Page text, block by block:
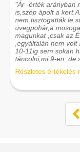
"Ár -érték arányban
is,szép ápolt a
nem tisztogatták
üvegpohár,a
magunkat ,csak az
,egyáltalán nem volt
10-11ig sem sokan
táncolni,mi 9-en..de
Részletes értékelés